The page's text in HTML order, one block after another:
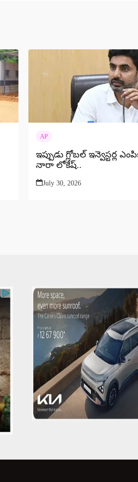
AP
ఇప్పుడు గ్లోబల్ ఇన్వెస్టర్ల
నారా లోకేష్..
July 30, 2026